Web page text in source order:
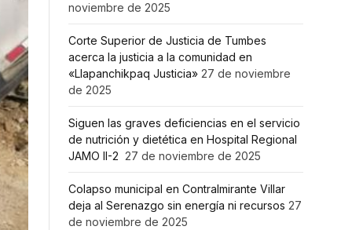
noviembre de 2025
Corte Superior de Justicia de Tumbes
acerca la justicia a la comunidad en
«Llapanchikpaq Justicia» 27 de noviembre
de 2025
Siguen las graves deficiencias en el servicio
de nutrición y dietética en Hospital Regional
JAMO II-2 27 de noviembre de 2025
Colapso municipal en Contralmirante Villar
deja al Serenazgo sin energía ni recursos 27
de noviembre de 2025